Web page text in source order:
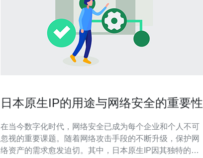
日本原生IP的用途与网络安全的重要性
在当今数字化时代，网络安全已成为每个企业和个人不可
忽视的重要课题。随着网络攻击手段的不断升级，保护网
络资产的需求愈发迫切。其中，日本原生IP因其独特的地